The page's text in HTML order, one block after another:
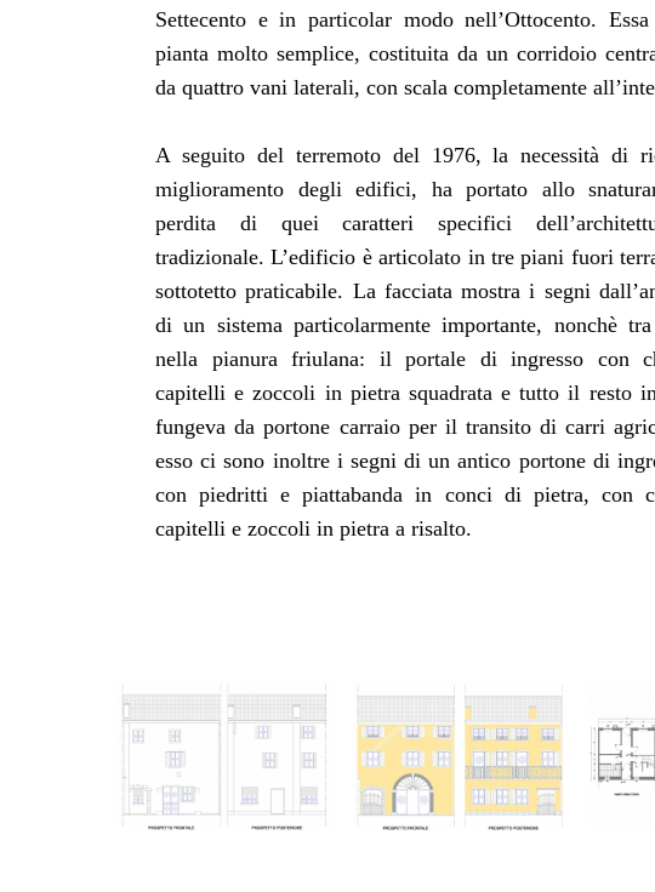
Settecento e in particolar modo nell’Ottocento. Essa
pianta molto semplice, costituita da un corridoio
da quattro vani laterali, con scala completamente
A seguito del terremoto del 1976, la necessità di
miglioramento degli edifici, ha portato allo
perdita di quei caratteri specifici
tradizionale. L’edificio è articolato in tre piani fuori
sottotetto praticabile. La facciata mostra i segni
di un sistema particolarmente importante, nonchè
nella pianura friulana: il portale di ingresso con
capitelli e zoccoli in pietra squadrata e tutto il resto
fungeva da portone carraio per il transito di carri
esso ci sono inoltre i segni di un antico portone di
con piedritti e piattabanda in conci di pietra, con
capitelli e zoccoli in pietra a risalto.